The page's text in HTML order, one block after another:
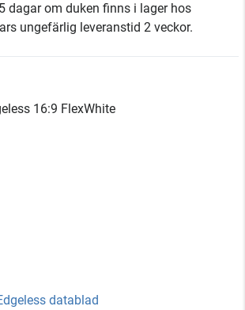
dagar om duken finns i lager hos
ungefärlig leveranstid 2 veckor.
16:9 FlexWhite
datablad